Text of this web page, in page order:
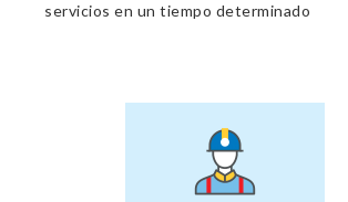
servicios en un tiempo determinado